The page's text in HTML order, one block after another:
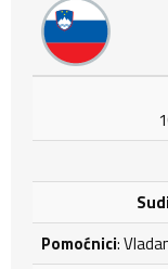
Pomoćnici: